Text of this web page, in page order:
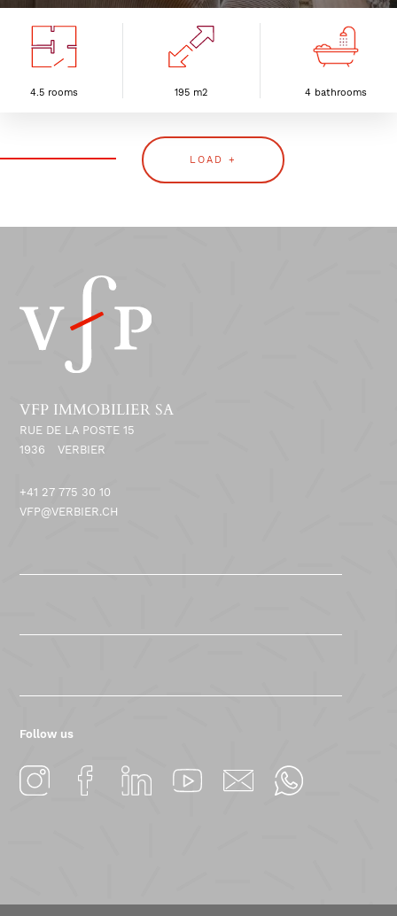
cuisine équipée et espace repas2 chambres doubles avec salle de
bain privativeChambre master avec dressing et salle de bain
local à ski 1 place de parc couverte et une place extérieure sont
4.5 rooms 195 m2 4 bathrooms
LOAD +
VFP IMMOBILIER SA
RUE DE LA POSTE 15
1936
VERBIER
+41 27 775 30 10
VFP@VERBIER.CH
Follow us